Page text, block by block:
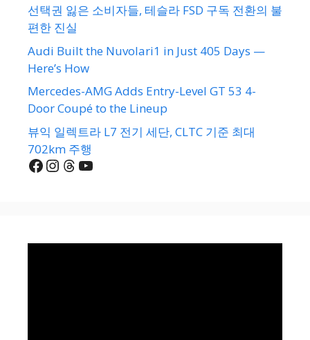
선택권 잃은 소비자들, 테슬라 FSD 구독 전환의 불
편한 진실
Audi Built the Nuvolari1 in Just 405 Days —
Here’s How
Mercedes-AMG Adds Entry-Level GT 53 4-
Door Coupé to the Lineup
뷰익 일렉트라 L7 전기 세단, CLTC 기준 최대
702km 주행
Facebook
Instagram
Threads
YouTube